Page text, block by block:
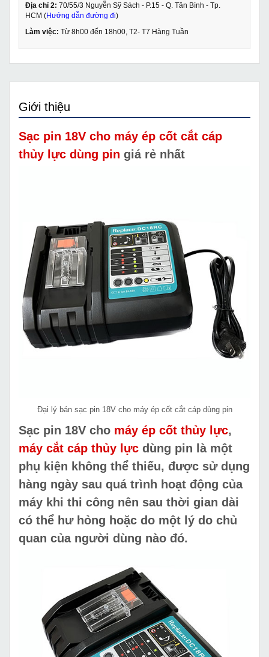
Địa chỉ 2: 70/55/3 Nguyễn Sỹ Sách - P.15 - Q. Tân Bình - Tp.
HCM (Hướng dẫn đường đi)
Làm việc: Từ 8h00 đến 18h00, T2- T7 Hàng Tuần
Giới thiệu
Sạc pin 18V cho máy ép cốt cắt cáp
thủy lực dùng pin giá rẻ nhất
Đại lý bán sạc pin 18V cho máy ép cốt cắt cáp dùng pin
Sạc pin 18V cho máy ép cốt thủy lực,
máy cắt cáp thủy lực dùng pin là một
phụ kiện không thể thiếu, được sử dụng
hàng ngày sau quá trình hoạt động của
máy khi thi công nên sau thời gian dài
có thể hư hỏng hoặc do một lý do chủ
quan của người dùng nào đó.